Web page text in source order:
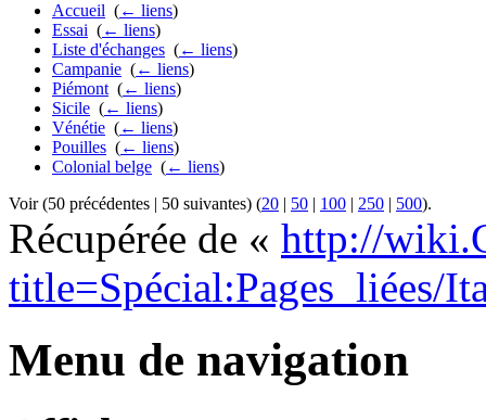
Accueil (← liens)
Essai (← liens)
Liste d'échanges (← liens)
Campanie (← liens)
Piémont (← liens)
Sicile (← liens)
Vénétie (← liens)
Pouilles (← liens)
Colonial belge (← liens)
Voir (50 précédentes | 50 suivantes) (20 | 50 | 100 | 250 | 500).
Récupérée de « http://
title=Spécial:Pages_liées/
Menu de navigation